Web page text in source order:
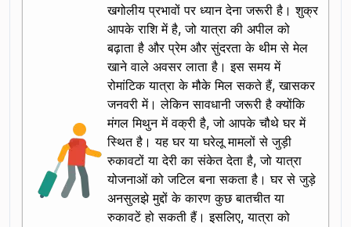
खगोलीय प्रभावों पर ध्यान देना जरूरी है। शुक्र
आपके राशि में है, जो यात्रा की अपील को
बढ़ाता है और प्रेम और सुंदरता के थीम से मेल
खाने वाले अवसर लाता है। इस समय में
रोमांटिक यात्रा के मौके मिल सकते हैं, खासकर
जनवरी में। लेकिन सावधानी जरूरी है क्योंकि
मंगल मिथुन में वक्री है, जो आपके चौथे घर में
स्थित है। यह घर या घरेलू मामलों से जुड़ी
रुकावटों या देरी का संकेत देता है, जो यात्रा
योजनाओं को जटिल बना सकता है। घर से जुड़े
अनसुलझे मुद्दों के कारण कुछ बातचीत या
रुकावटें हो सकती हैं। इसलिए, यात्रा को